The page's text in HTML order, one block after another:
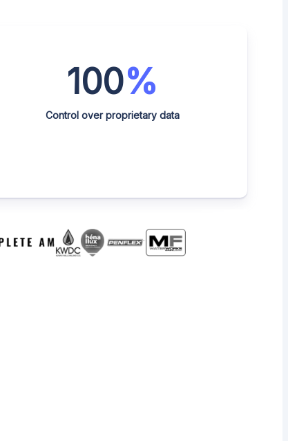
100%
Control over proprietary data